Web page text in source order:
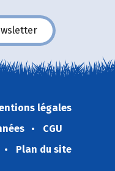
légales
CGU
Plan du site